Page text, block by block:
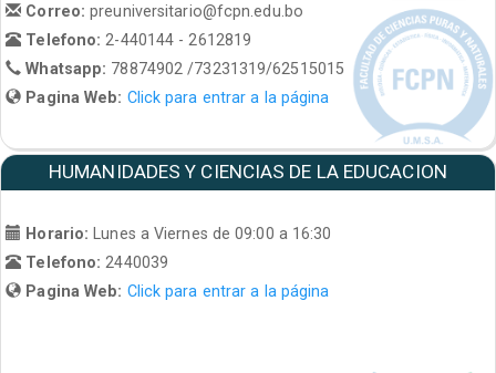
Correo:preuniversitario@fcpn.edu.bo
Telefono: 2-440144 - 2612819
Whatsapp: 78874902 /73231319/62515015
Pagina Web: Click para entrar a la página
HUMANIDADES Y CIENCIAS DE LA EDUCACION
Horario: Lunes a Viernes de 09:00 a 16:30
Telefono:2440039
Pagina Web: Click para entrar a la página